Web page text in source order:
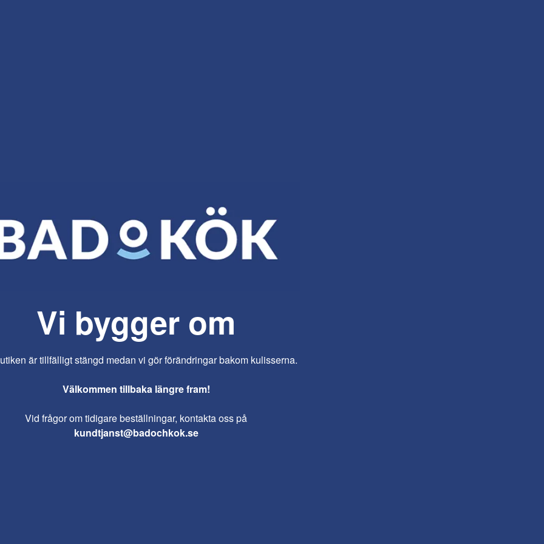
Vi bygger om
är tillfälligt stängd medan vi gör förändringar bakom kulisserna.
Välkommen tillbaka längre fram!
Vid frågor om tidigare beställningar, kontakta oss på
kundtjanst@badochkok.se